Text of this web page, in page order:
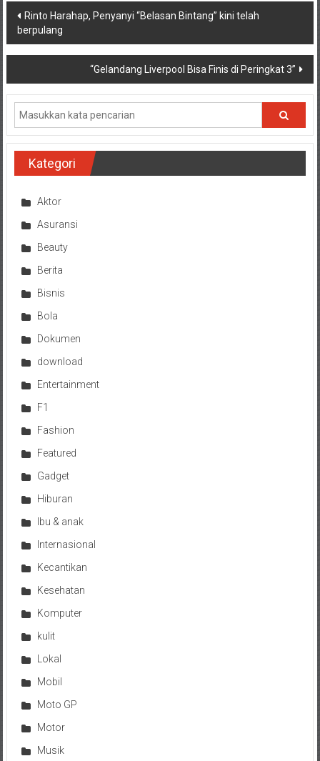
Navigasi
pos
Rinto Harahap, Penyanyi “Belasan Bintang” kini telah
berpulang
“Gelandang Liverpool Bisa Finis di Peringkat 3”
Kategori
Aktor
Asuransi
Beauty
Berita
Bisnis
Bola
Dokumen
download
Entertainment
F1
Fashion
Featured
Gadget
Hiburan
Ibu & anak
Internasional
Kecantikan
Kesehatan
Komputer
kulit
Lokal
Mobil
Moto GP
Motor
Musik